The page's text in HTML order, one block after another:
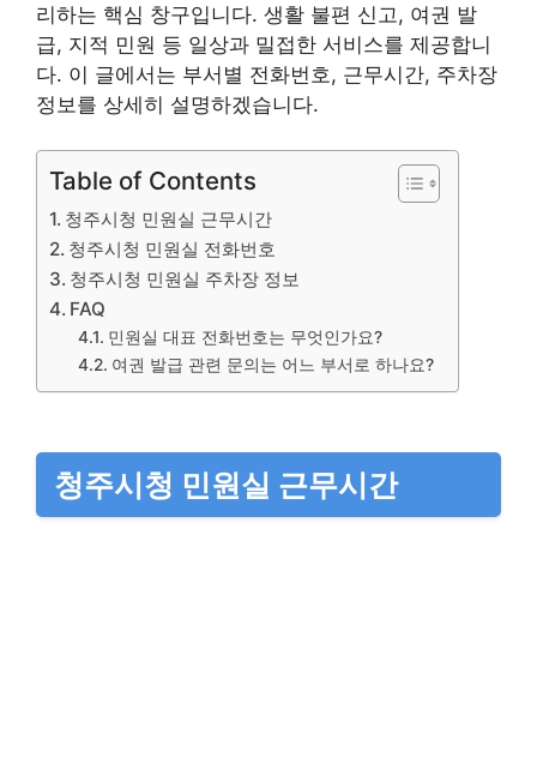
리하는 핵심 창구입니다. 생활 불편 신고, 여권 발
급, 지적 민원 등 일상과 밀접한 서비스를 제공합니
다. 이 글에서는 부서별 전화번호, 근무시간, 주차장
정보를 상세히 설명하겠습니다.
Table of Contents
청주시청 민원실 근무시간
청주시청 민원실 전화번호
청주시청 민원실 주차장 정보
FAQ
민원실 대표 전화번호는 무엇인가요?
여권 발급 관련 문의는 어느 부서로 하나요?
청주시청 민원실 근무시간